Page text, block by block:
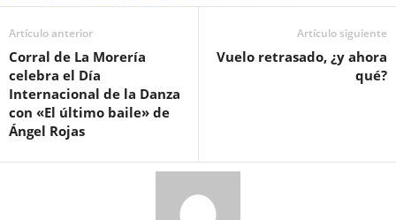
Artículo anterior
Corral de La Morería
celebra el Día
Internacional de la Danza
con «El último baile» de
Ángel Rojas
Artículo siguiente
Vuelo retrasado, ¿y ahora
qué?